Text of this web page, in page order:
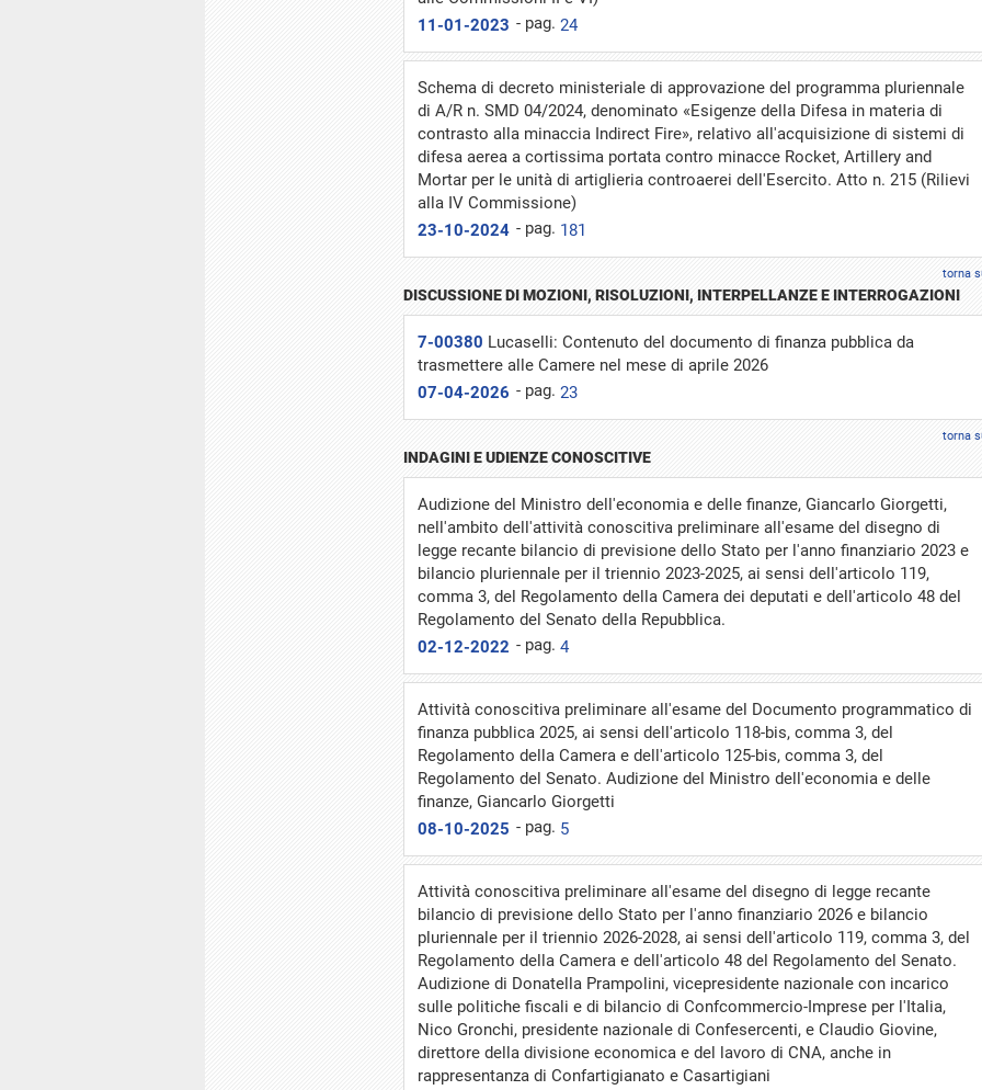
11-01-2023 - pag. 24
Schema di decreto ministeriale di approvazione del programma pluriennale
di A/R n. SMD 04/2024, denominato «Esigenze della Difesa in materia di
contrasto alla minaccia Indirect Fire», relativo all'acquisizione di sistemi di
difesa aerea a cortissima portata contro minacce Rocket, Artillery and
Mortar per le unità di artiglieria controaerei dell'Esercito. Atto n. 215 (Rilievi
alla IV Commissione)
23-10-2024 - pag. 181
torna
DISCUSSIONE DI MOZIONI, RISOLUZIONI, INTERPELLANZE E INTERROGAZIONI
7-00380 Lucaselli: Contenuto del documento di finanza pubblica da
trasmettere alle Camere nel mese di aprile 2026
07-04-2026 - pag. 23
torna
INDAGINI E UDIENZE CONOSCITIVE
Audizione del Ministro dell'economia e delle finanze, Giancarlo Giorgetti,
nell'ambito dell'attività conoscitiva preliminare all'esame del disegno di
legge recante bilancio di previsione dello Stato per l'anno finanziario 2023 e
bilancio pluriennale per il triennio 2023-2025, ai sensi dell'articolo 119,
comma 3, del Regolamento della Camera dei deputati e dell'articolo 48 del
Regolamento del Senato della Repubblica.
02-12-2022 - pag. 4
Attività conoscitiva preliminare all'esame del Documento programmatico di
finanza pubblica 2025, ai sensi dell'articolo 118-bis, comma 3, del
Regolamento della Camera e dell'articolo 125-bis, comma 3, del
Regolamento del Senato. Audizione del Ministro dell'economia e delle
finanze, Giancarlo Giorgetti
08-10-2025 - pag. 5
Attività conoscitiva preliminare all'esame del disegno di legge recante
bilancio di previsione dello Stato per l'anno finanziario 2026 e bilancio
pluriennale per il triennio 2026-2028, ai sensi dell'articolo 119, comma 3, del
Regolamento della Camera e dell'articolo 48 del Regolamento del Senato.
Audizione di Donatella Prampolini, vicepresidente nazionale con incarico
sulle politiche fiscali e di bilancio di Confcommercio-Imprese per l'Italia,
Nico Gronchi, presidente nazionale di Confesercenti, e Claudio Giovine,
direttore della divisione economica e del lavoro di CNA, anche in
rappresentanza di Confartigianato e Casartigiani